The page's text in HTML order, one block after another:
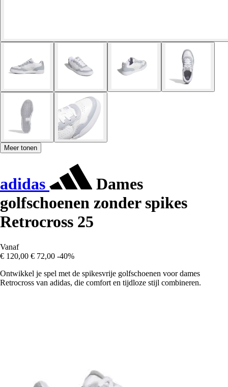
Meer tonen
adidas
Dames
golfschoenen zonder spikes
Retrocross 25
Vanaf
€ 120,00 € 72,00 -40%
Ontwikkel je spel met de spikesvrije golfschoenen voor dames
Retrocross van adidas, die comfort en tijdloze stijl combineren.